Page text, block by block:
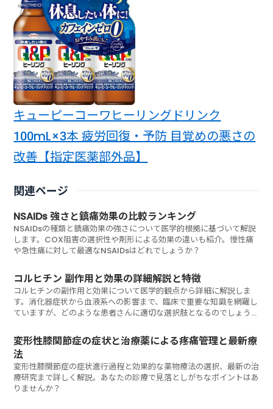
キューピーコーワヒーリングドリンク
100mL×3本 疲労回復・予防 目覚めの悪さの
改善【指定医薬部外品】
関連ページ
NSAIDs 強さと鎮痛効果の比較ランキング
NSAIDsの種類と鎮痛効果の強さについて医学的根拠に基づいて解説
します。COX阻害の選択性や剤形による効果の違いも紹介。慢性痛
や急性痛に対して最適なNSAIDsはどれでしょうか？
コルヒチン 副作用と効果の詳細解説と特徴
コルヒチンの副作用と効果について医学的観点から詳細に解説しま
す。消化器症状から血液系への影響まで、臨床で重要な知識を網羅し
ていますが、どのような患者さんに適切な選択肢となるのでしょう
変形性膝関節症の症状と治療薬による疼痛管理と最新療
法
変形性膝関節症の症状進行過程と効果的な薬物療法の選択、最新の治
療研究まで詳しく解説。あなたの診療で見落としがちなポイントはあ
りませんか？